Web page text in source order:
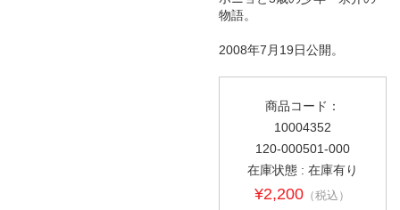
物語。
2008年7月19日公開。
商品コード：
10004352
120-000501-000
在庫状態 : 在庫有り
¥2,200 （税込）